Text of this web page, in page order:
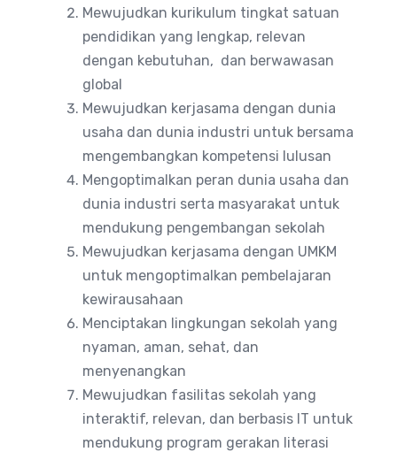
Mewujudkan kurikulum tingkat satuan
pendidikan yang lengkap, relevan
dengan kebutuhan, dan berwawasan
global
Mewujudkan kerjasama dengan dunia
usaha dan dunia industri untuk bersama
mengembangkan kompetensi lulusan
Mengoptimalkan peran dunia usaha dan
dunia industri serta masyarakat untuk
mendukung pengembangan sekolah
Mewujudkan kerjasama dengan UMKM
untuk mengoptimalkan pembelajaran
kewirausahaan
Menciptakan lingkungan sekolah yang
nyaman, aman, sehat, dan
menyenangkan
Mewujudkan fasilitas sekolah yang
interaktif, relevan, dan berbasis IT untuk
mendukung program gerakan literasi